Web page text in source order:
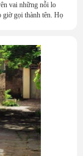
vai những nỗi lo
giờ gọi thành tên. Họ
tin cũ kỹ rằng: dẫu